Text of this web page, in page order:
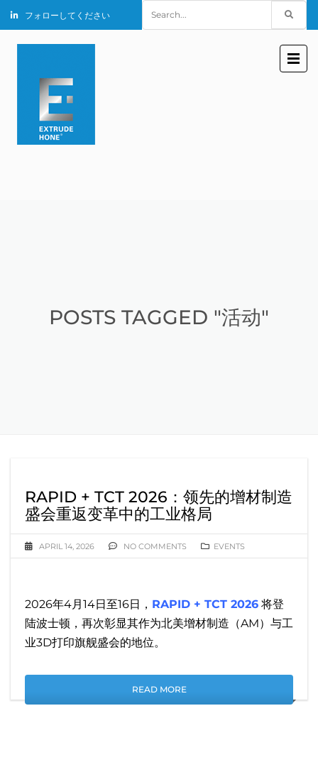
フォローしてください
for:
POSTS TAGGED "活动"
RAPID + TCT 2026：领先的增材制造
盛会重返变革中的工业格局
APRIL 14, 2026 NO COMMENTS EVENTS
2026年4月14日至16日， RAPID + TCT 2026 将登
陆波士顿，再次彰显其作为北美增材制造（AM）与工
业3D打印旗舰盛会的地位。
READ MORE